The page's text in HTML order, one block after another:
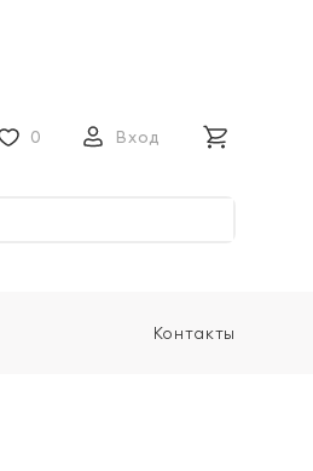
0 Вход
Контакты